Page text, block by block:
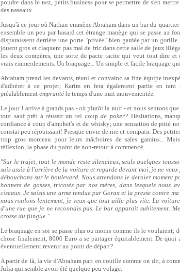
poudre dans le nez, petits business pour se permettre de s'en
des naseaux.
Jusqu'à ce jour où Nathan emmène Abraham dans un bar du
ensemble un peu par hasard cet étrange manège qui se passe au
disparaissent derrière une porte "privée" bien gardée par un
jouent gros et claquent pas mal de fric dans cette salle de jeux
les deux compères, une sorte de pacte tacite qui veut tout dire
vrais emmerdements. Un braquage... Un simple et facile braquage
Abraham prend les devants, réuni et convainc sa fine équipe
d'adhérer à ce projet; Karim en fera également partie en tant
préalablement emprunté le temps d'une nuit mouvementée.
Le jour J arrive à grands pas - où plutôt la nuit - et nous sentons
tout sauf prêt à réussir un tel coupde poker? Hésitations,
confiance à coup d'amphet's et de whisky; une sensation de pitié
constat peu réjouissant! Presque envie de rire et compatir. Des
trop gros morceau pour leurs mâchoires de sales gamins...
réflexion, la phase du point de non-retour à commencé.
"Sur le trajet, tout le monde reste silencieux, seuls quelques
suis assis à l'arrière de la voiture et regarde devant moi, je ne veux
débouchons sur le boulevard. Nous attendons le dernier moment
bonnets de gosses, tricotés par nos mères, dans lesquels nous
ciseaux. Je saisis une arme tendue par Goran et la presse contre
nous roulons lentement, je veux que tout aille plus vite. La
d'une rue que je ne reconnais pas. Le bar apparaît subitement.
crosse du flingue."
Le braquage en soi se passe plus ou moins comme ils le voulaient;
chose finalement, 8000 Euro a se partager équitablement. De quoi
éventuellement revenir au point de départ?
A partir de là, la vie d'Abraham part en couille comme on dit, à
Julia qui semble avoir été quelque peu volage.